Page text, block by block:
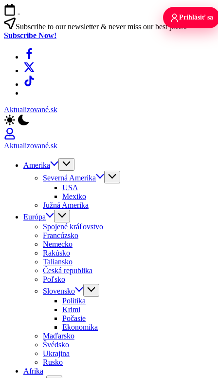
Skip
to
content
-
Subscribe to our newsletter & never miss our best posts.
Subscribe Now!
Facebook
X
TikTok
Aktualizované.sk
Aktualizované.sk
Amerika
Severná Amerika
USA
Mexiko
Južná Amerika
Európa
Spojené kráľovstvo
Francúzsko
Nemecko
Rakúsko
Taliansko
Česká republika
Poľsko
Slovensko
Politika
Krimi
Počasie
Ekonomika
Maďarsko
Švédsko
Ukrajina
Rusko
Afrika
Prihlásiť sa